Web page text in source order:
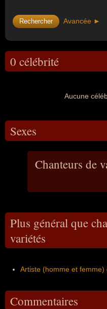
Avancée ►
0 célébrité
Aucune
Sexes
Chanteurs de
Plus général que
variétés
Artiste (homme et femme)
Commentaires